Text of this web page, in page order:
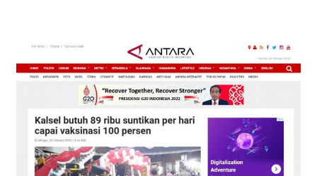
Kalsel butuh 89 ribu suntikan per
hari capai vaksinasi 100 persen